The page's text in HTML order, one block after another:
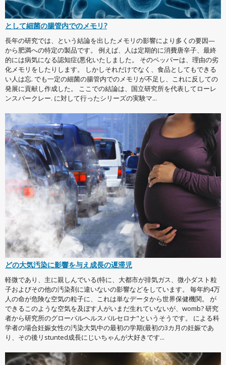
として細菌の腸管内でのメモリ?
長年の研究では、という結論を出したメモリの影響により多くの要因—
から肥満への特定の製品です。 例えば、人は定期的に消費唐辛子、最終
的には病気になる認知症(悪化いたしました。 そのペッパーは、理由の劣
化メモリをしたりします。 しかしそれだけでなく、食品としてもできる
い人は忘. でも一定の細菌の腸管内でのメモリが不足し、これに反しての
発展に貢献し作成した。 ここでの結論は、国立研究所を代表してローレ
ンスバークレー. に対して行ったシリーズの実験マ...
どの大気汚染に影響を与え成長の遅滞児
軽微であり、主に親しんでいる(特に、大都市が排気ガス、微小ダスト粒
子およびその他の汚染剤に違いないの影響などをしています。 毎年約4万
人の命が危険な空気の粒子に、これは単なデータから世界保健機関。 が
できるこのような空気を及ぼす人がいまだ生れていないが、womb? 研究
者から研究所のグローバルヘルスバルセロナ"というそうです。 による科
学者の場合妊娠女性の汚染大気中の最初の学期(最初の3カ月の妊娠であ
り、その後リstunted成長にじいちゃんが大好きです...